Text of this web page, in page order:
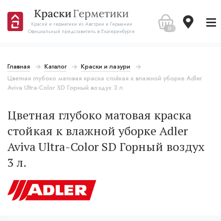
Краски и герметики из Австрии и Германии
Официальный представитель в Екатеринбурге
0
Главная Каталог
Краски и лазури
Цветная глубоко матовая краска стойкая к влажной уборке Adler
Aviva Ultra-Color SD Горный воздух 3 л.
Цветная глубоко матовая краска
стойкая к влажной уборке Adler
Aviva Ultra-Color SD Горный воздух
3 л.